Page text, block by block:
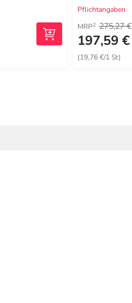
Pflichtangaben
MRP2 275,27 €
197,59 €
(19,76 €/1 St)